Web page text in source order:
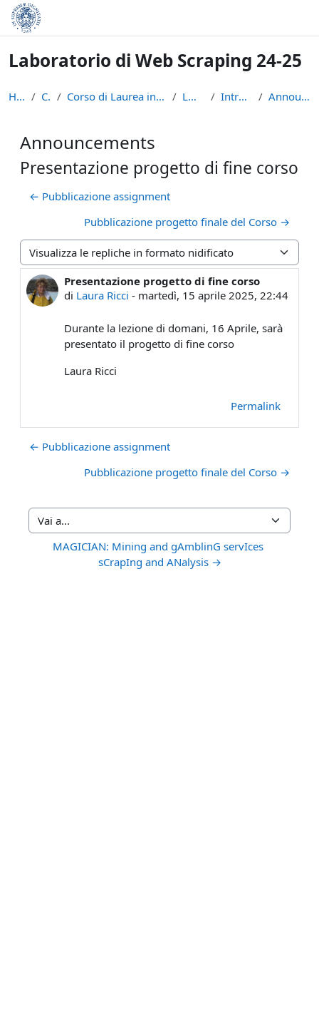
Vai al contenuto principale
Laboratorio di Web Scraping 24-25
Home Corsi Corso di Laurea in Informatica (L-31) LWS2425 Introduzione Announcements
Announcements
Presentazione progetto di fine corso
← Pubblicazione assignment
Pubblicazione progetto finale del Corso →
Modalità visualizzazione
Presentazione progetto di fine corso
di Laura Ricci - martedì, 15 aprile 2025, 22:44
Numero di risposte: 0
Durante la lezione di domani, 16 Aprile, sarà
presentato il progetto di fine corso
Laura Ricci
Permalink
← Pubblicazione assignment
Pubblicazione progetto finale del Corso →
Vai a...
MAGICIAN: Mining and gAmblinG servIces
sCrapIng and ANalysis →